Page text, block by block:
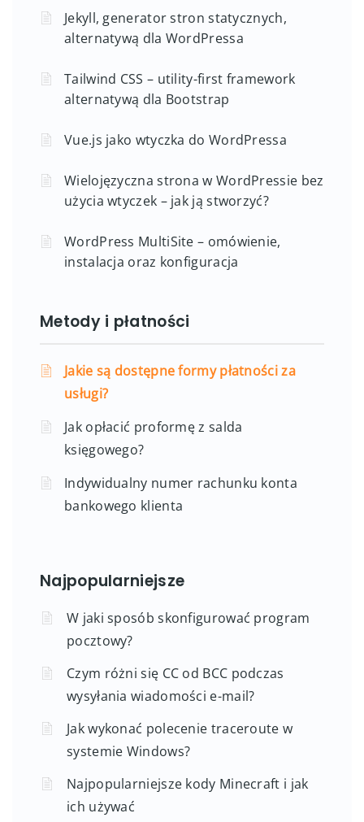
Jekyll, generator stron statycznych,
alternatywą dla WordPressa
Tailwind CSS – utility-first framework
alternatywą dla Bootstrap
Vue.js jako wtyczka do WordPressa
Wielojęzyczna strona w WordPressie bez
użycia wtyczek – jak ją stworzyć?
WordPress MultiSite – omówienie,
instalacja oraz konfiguracja
Metody i płatności
Jakie są dostępne formy płatności za
usługi?
Jak opłacić proformę z salda
księgowego?
Indywidualny numer rachunku konta
bankowego klienta
Najpopularniejsze
W jaki sposób skonfigurować program
pocztowy?
Czym różni się CC od BCC podczas
wysyłania wiadomości e-mail?
Jak wykonać polecenie traceroute w
systemie Windows?
Najpopularniejsze kody Minecraft i jak
ich używać